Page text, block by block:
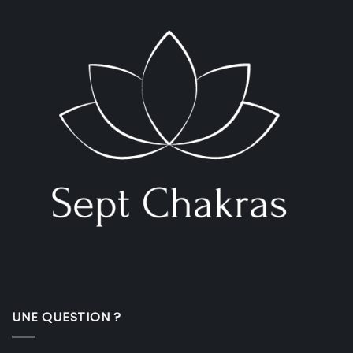
UNE QUESTION ?